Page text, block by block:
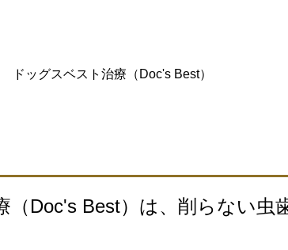
ドッグスベスト治療（Doc's Best）
（Doc's Best）は、削らない虫